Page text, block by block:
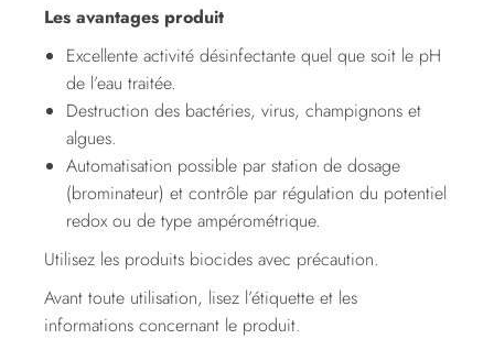
Les avantages produit
Excellente activité désinfectante quel que soit le pH
de l’eau traitée.
Destruction des bactéries, virus, champignons et
algues.
Automatisation possible par station de dosage
(brominateur) et contrôle par régulation du potentiel
redox ou de type ampérométrique.
Utilisez les produits biocides avec précaution.
Avant toute utilisation, lisez l’étiquette et les
informations concernant le produit.